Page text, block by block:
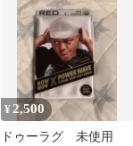
¥ 2,500
ドゥーラグ 未使用